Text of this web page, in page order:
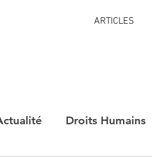
ARTICLES
Droits Humains